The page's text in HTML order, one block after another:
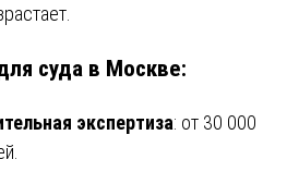
суда в Москве:
экспертиза: от 30 000